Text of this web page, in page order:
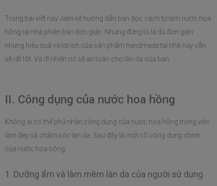
Trong bài viết này Jalin sẽ hướng dẫn bạn đọc cách tự làm nước hoa
hồng tại nhà phiên bản đơn giản. Nhưng đừng lo là dù đơn giản
nhưng hiệu quả và lợi ích của sản phẩm handmade tại nhà này vẫn
sẽ rất tốt. Và dĩ nhiên nó sẽ an toàn cho làn da của bạn.
II. Công dụng của nước hoa hồng
Không ai có thể phủ nhận công dụng của nước hoa hồng trong việc
làm đẹp và chăm sóc làn da. Sau đây là một số công dụng chính
của nước hoa hồng.
1. Dưỡng ẩm và làm mềm làn da của người sử dụng